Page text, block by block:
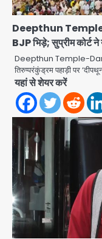
Deepthun
BJP भिड़े; सुप्रीम कोर्ट ने
Deepthun Temple-
तिरुप्परंकुंड्रम पहाड़ी पर
यहां से शेयर करें
2
3
4